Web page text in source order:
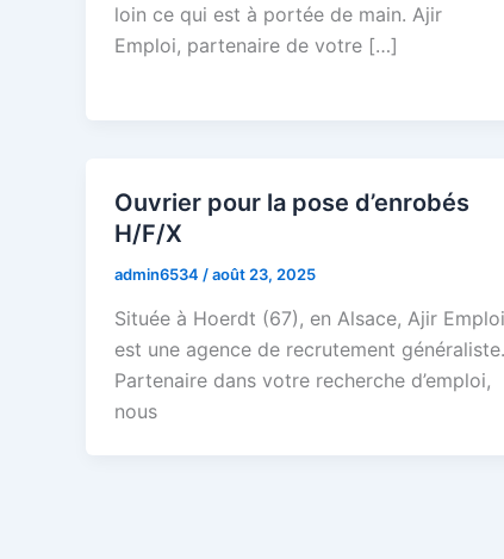
loin ce qui est à portée de main. Ajir
Emploi, partenaire de votre […]
Ouvrier pour la pose d’enrobés
H/F/X
admin6534 /août 23, 2025
Située à Hoerdt (67), en Alsace, Ajir Emploi
est une agence de recrutement généraliste.
Partenaire dans votre recherche d’emploi,
nous